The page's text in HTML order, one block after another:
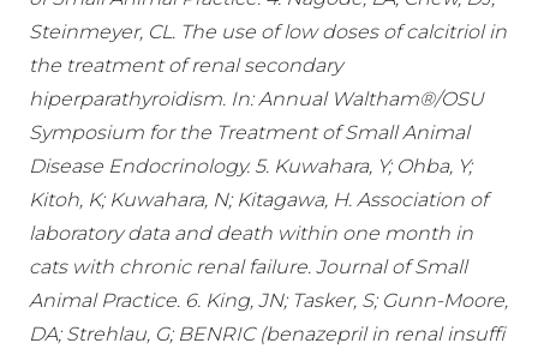
Steinmeyer, CL. The use of low doses of calcitriol in
the treatment of renal secondary
hiperparathyroidism. In: Annual Waltham®/OSU
Symposium for the Treatment of Small Animal
Disease Endocrinology. 5. Kuwahara, Y; Ohba, Y;
Kitoh, K; Kuwahara, N; Kitagawa, H. Association of
laboratory data and death within one month in
cats with chronic renal failure. Journal of Small
Animal Practice. 6. King, JN; Tasker, S; Gunn-Moore,
DA; Strehlau, G; BENRIC (benazepril in renal insuffi